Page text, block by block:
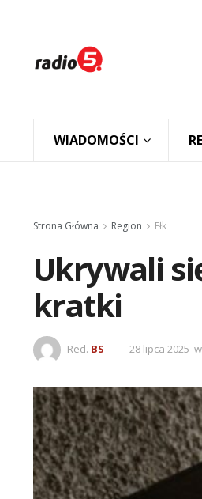
WIADOMOŚCI
Strona Główna Region Ełk
Ukrywali
kratki
Red. BS 28 lipca 2025 w